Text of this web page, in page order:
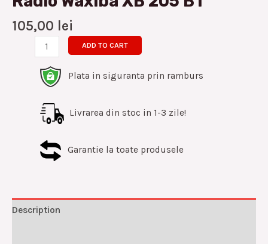
105,00 lei
ADD TO CART
Plata in siguranta prin ramburs
Livrarea din stoc in 1-3 zile!
Garantie la toate produsele
Description